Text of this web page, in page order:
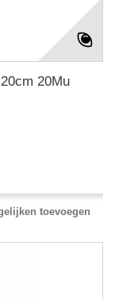
20Mu
toevoegen